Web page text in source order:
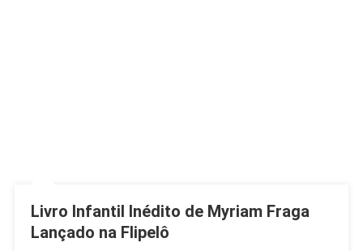
Livro Infantil Inédito de Myriam Fraga
Lançado na Flipelô